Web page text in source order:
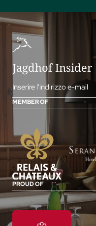
Jagdhof Insider
Inserire l'indirizzo e-mail
MEMBER OF
PROUD OF